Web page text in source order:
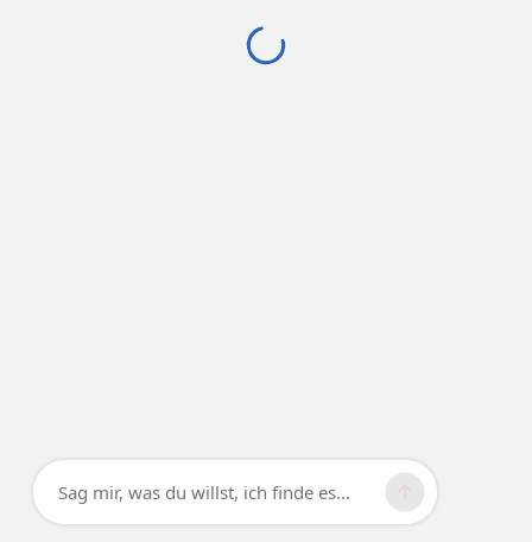
Sag mir, was du willst, ich finde es...